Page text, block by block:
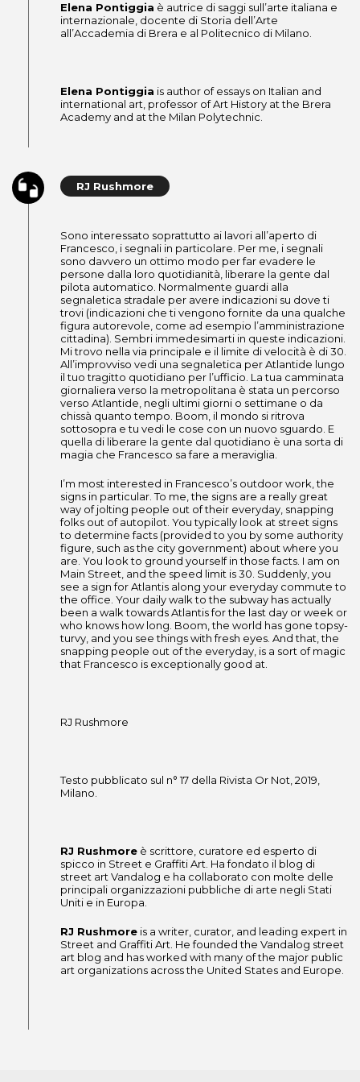
Elena Pontiggia è autrice di saggi sull’arte italiana e
internazionale, docente di Storia dell’Arte
all’Accademia di Brera e al Politecnico di Milano.
Elena Pontiggia is author of essays on Italian and
international art, professor of Art History at the Brera
Academy and at the Milan Polytechnic.
RJ Rushmore
Sono interessato soprattutto ai lavori all’aperto di
Francesco, i segnali in particolare. Per me, i segnali
sono davvero un ottimo modo per far evadere le
persone dalla loro quotidianità, liberare la gente dal
pilota automatico. Normalmente guardi alla
segnaletica stradale per avere indicazioni su dove ti
trovi (indicazioni che ti vengono fornite da una qualche
figura autorevole, come ad esempio l’amministrazione
cittadina). Sembri immedesimarti in queste indicazioni.
Mi trovo nella via principale e il limite di velocità è di 30.
All’improvviso vedi una segnaletica per Atlantide lungo
il tuo tragitto quotidiano per l’ufficio. La tua camminata
giornaliera verso la metropolitana è stata un percorso
verso Atlantide, negli ultimi giorni o settimane o da
chissà quanto tempo. Boom, il mondo si ritrova
sottosopra e tu vedi le cose con un nuovo sguardo. E
quella di liberare la gente dal quotidiano è una sorta di
magia che Francesco sa fare a meraviglia.
I’m most interested in Francesco’s outdoor work, the
signs in particular. To me, the signs are a really great
way of jolting people out of their everyday, snapping
folks out of autopilot. You typically look at street signs
to determine facts (provided to you by some authority
figure, such as the city government) about where you
are. You look to ground yourself in those facts. I am on
Main Street, and the speed limit is 30. Suddenly, you
see a sign for Atlantis along your everyday commute to
the office. Your daily walk to the subway has actually
been a walk towards Atlantis for the last day or week or
who knows how long. Boom, the world has gone topsy-
turvy, and you see things with fresh eyes. And that, the
snapping people out of the everyday, is a sort of magic
that Francesco is exceptionally good at.
RJ Rushmore
Testo pubblicato sul n° 17 della Rivista Or Not, 2019,
Milano.
RJ Rushmore è scrittore, curatore ed esperto di
spicco in Street e Graffiti Art. Ha fondato il blog di
street art Vandalog e ha collaborato con molte delle
principali organizzazioni pubbliche di arte negli Stati
Uniti e in Europa.
RJ Rushmore is a writer, curator, and leading expert in
Street and Graffiti Art. He founded the Vandalog street
art blog and has worked with many of the major public
art organizations across the United States and Europe.